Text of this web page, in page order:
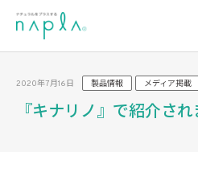
content
2020年7月16日 製品情報 メディア掲載
『キナリノ』で紹介さ